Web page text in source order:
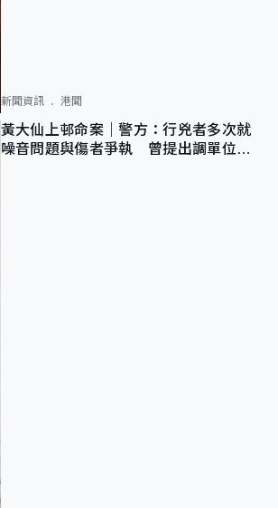
新聞資訊 港聞
黃大仙上邨命案｜警方：行兇者多次就
噪音問題與傷者爭執 曾提出調單位已